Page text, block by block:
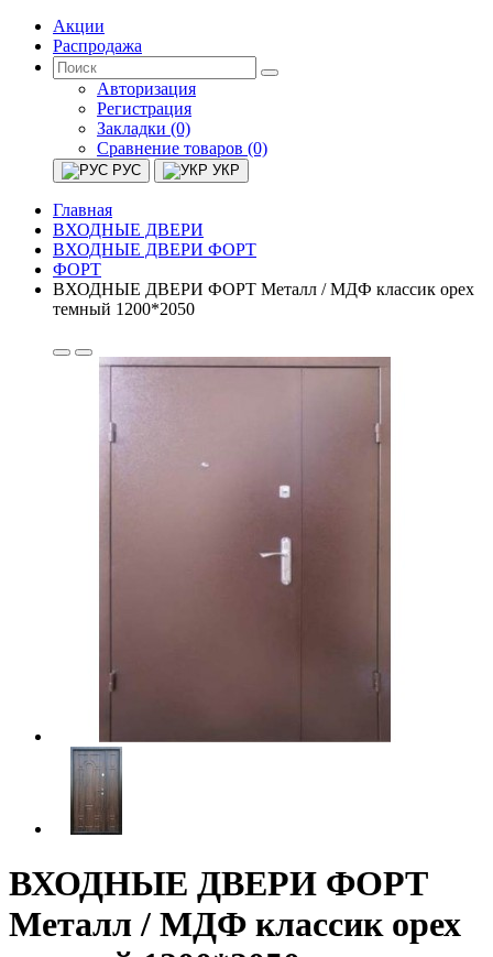
Акции
Распродажа
Авторизация
Регистрация
Закладки (0)
Сравнение товаров (0)
РУС УКР
Главная
ВХОДНЫЕ ДВЕРИ
ВХОДНЫЕ ДВЕРИ ФОРТ
ФОРТ
ВХОДНЫЕ ДВЕРИ ФОРТ Металл / МДФ классик орех
темный 1200*2050
ВХОДНЫЕ ДВЕРИ ФОРТ
Металл / МДФ классик орех